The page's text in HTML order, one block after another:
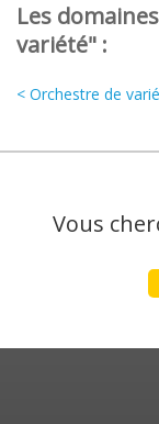
Les
variété" :
< Orchestre de
Vous